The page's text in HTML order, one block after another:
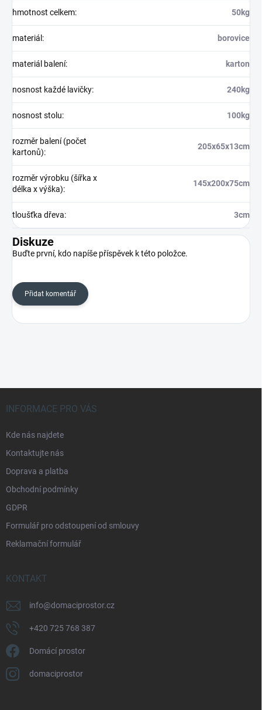
hmotnost celkem: 50kg
materiál : borovice
materiál balení: karton
nosnost každé lavičky: 240kg
nosnost stolu: 100kg
rozměr balení (počet
kartonů):
205x65x13cm
rozměr výrobku (šířka x
délka x výška):
145x200x75cm
tloušťka dřeva: 3cm
Diskuze
Buďte první, kdo napíše příspěvek k této položce.
Přidat komentář
INFORMACE PRO VÁS
Kde nás najdete
Kontaktujte nás
Doprava a platba
Obchodní podmínky
GDPR
Formulář pro odstoupení od smlouvy
Reklamační formulář
KONTAKT
info@domaciprostor.cz
+420 725 768 387
Domácí prostor
domaciprostor